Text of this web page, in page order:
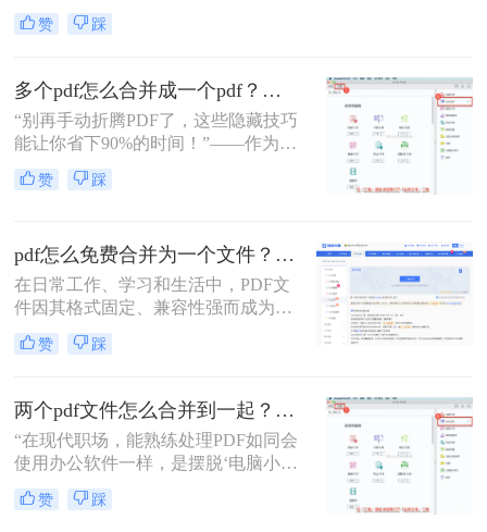
而广受欢迎。然而，当需要处理多个
PDF文件时，将它们合并成一个文件
并呢？本文将介绍三种合并PDF文件
的方法。
赞 踩
多个pdf怎么合并成一个pdf？小编亲测高效方法大公开！
“别再手动折腾PDF了，这些隐藏技巧
能让你省下90%的时间！”——作为从
事电脑办公软件测评多年的博主，小
编经常收到读者关于PDF合并的求
方法，帮你解决操作繁琐、安全隐忧
等核心困扰。那么多个pdf怎么合并成
一个pdf呢？本文基于真实测试和数
用技能。
赞 踩
pdf怎么免费合并为一个文件？五种免费合并方法详解！
在日常工作、学习和生活中，PDF文
件因其格式固定、兼容性强而成为文
档交换的主流格式。然而，我们经常
遇到需要将多个PDF文件合并为一个
提交组合文档。虽然市面上有众多付
费软件提供PDF编辑功能，但免费方
案同样能高效完成任务。那么pdf怎么
免费合并为一个文件呢？本文将系统
介绍五种免费合并PDF文件的方法，
涵盖在线工具、桌面软件、命令行及
赞 踩
两个pdf文件怎么合并到一起？3分钟教会你5种专业方法，最后一招绝了！
“在现代职场，能熟练处理PDF如同会
使用办公软件一样，是摆脱‘电脑小
白’标签、提升个人效率的隐形核心竞
争力。”——小编“领导刚把项目合同
赞 踩